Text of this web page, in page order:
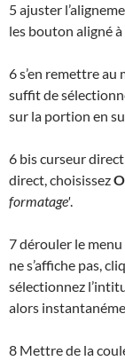
5 ajuster
les bouton aligné
6 s’en remettre
suffit de
sur la portion en
6 bis curseur
direct, choisissez
formatage'.
7 dérouler le
ne s’affiche pas,
sélectionnez
alors
8 Mettre de la